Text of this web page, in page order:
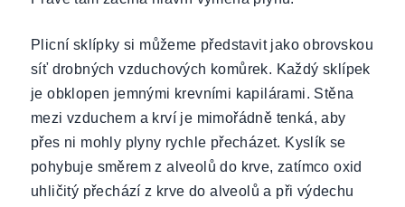
Plicní sklípky si můžeme představit jako obrovskou
síť drobných vzduchových komůrek. Každý sklípek
je obklopen jemnými krevními kapilárami. Stěna
mezi vzduchem a krví je mimořádně tenká, aby
přes ni mohly plyny rychle přecházet. Kyslík se
pohybuje směrem z alveolů do krve, zatímco oxid
uhličitý přechází z krve do alveolů a při výdechu